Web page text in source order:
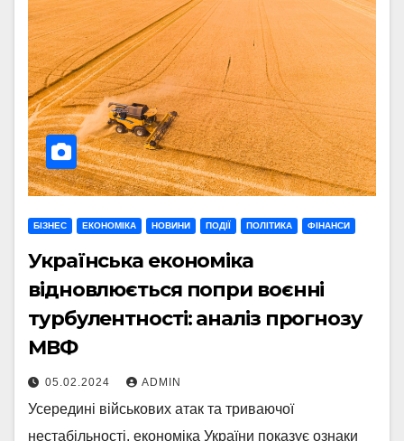
БІЗНЕС ЕКОНОМІКА НОВИНИ ПОДІЇ ПОЛІТИКА ФІНАНСИ
Українська економіка
відновлюється попри воєнні
турбулентності: аналіз прогнозу
МВФ
05.02.2024 ADMIN
Усередині військових атак та триваючої
нестабільності, економіка України показує ознаки